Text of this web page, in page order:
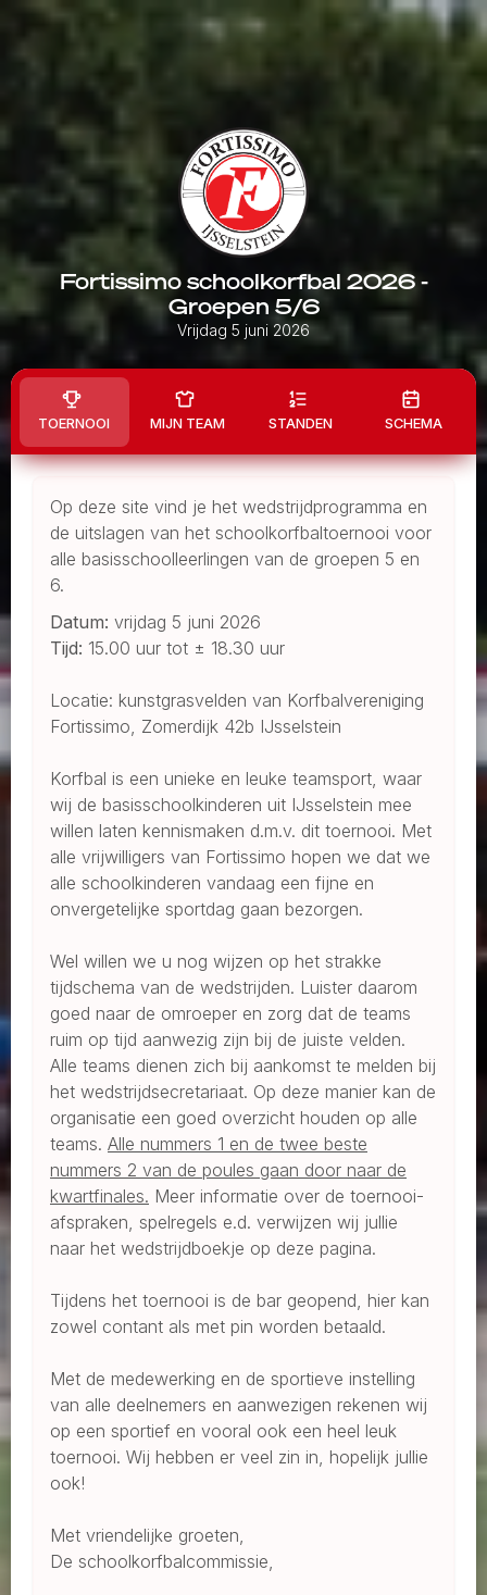
Fortissimo schoolkorfbal 2026 -
Groepen 5/6
Vrijdag 5 juni 2026
TOERNOOI MIJN TEAM STANDEN SCHEMA
Op deze site vind je het wedstrijdprogramma en
de uitslagen van het schoolkorfbaltoernooi voor
alle basisschoolleerlingen van de groepen 5 en
6.
Datum: vrijdag 5 juni 2026
Tijd: 15.00 uur tot ± 18.30 uur
Locatie: kunstgrasvelden van Korfbalvereniging
Fortissimo, Zomerdijk 42b IJsselstein
Korfbal is een unieke en leuke teamsport, waar
wij de basisschoolkinderen uit IJsselstein mee
willen laten kennismaken d.m.v. dit toernooi. Met
alle vrijwilligers van Fortissimo hopen we dat we
alle schoolkinderen vandaag een fijne en
onvergetelijke sportdag gaan bezorgen.
Wel willen we u nog wijzen op het strakke
tijdschema van de wedstrijden. Luister daarom
goed naar de omroeper en zorg dat de teams
ruim op tijd aanwezig zijn bij de juiste velden.
Alle teams dienen zich bij aankomst te melden bij
het wedstrijdsecretariaat. Op deze manier kan de
organisatie een goed overzicht houden op alle
teams. Alle nummers 1 en de twee beste
nummers 2 van de poules gaan door naar de
kwartfinales. Meer informatie over de toernooi-
afspraken, spelregels e.d. verwijzen wij jullie
naar het wedstrijdboekje op deze pagina.
Tijdens het toernooi is de bar geopend, hier kan
zowel contant als met pin worden betaald.
Met de medewerking en de sportieve instelling
van alle deelnemers en aanwezigen rekenen wij
op een sportief en vooral ook een heel leuk
toernooi. Wij hebben er veel zin in, hopelijk jullie
ook!
Met vriendelijke groeten,
De schoolkorfbalcommissie,